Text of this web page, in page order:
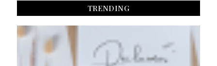
TRENDING